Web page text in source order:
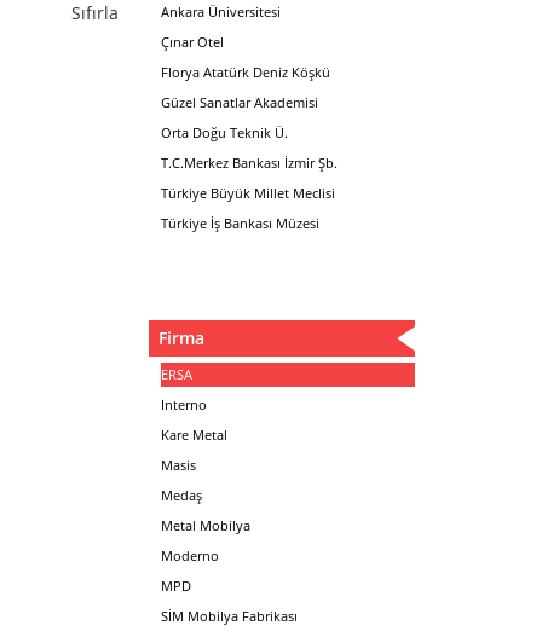
Sıfırla
Ankara Üniversitesi
Çınar Otel
Florya Atatürk Deniz Köşkü
Güzel Sanatlar Akademisi
Orta Doğu Teknik Ü.
T.C.Merkez Bankası İzmir Şb.
Türkiye Büyük Millet Meclisi
Türkiye İş Bankası Müzesi
Firma
ERSA
Interno
Kare Metal
Masis
Medaş
Metal Mobilya
Moderno
MPD
SİM Mobilya Fabrikası